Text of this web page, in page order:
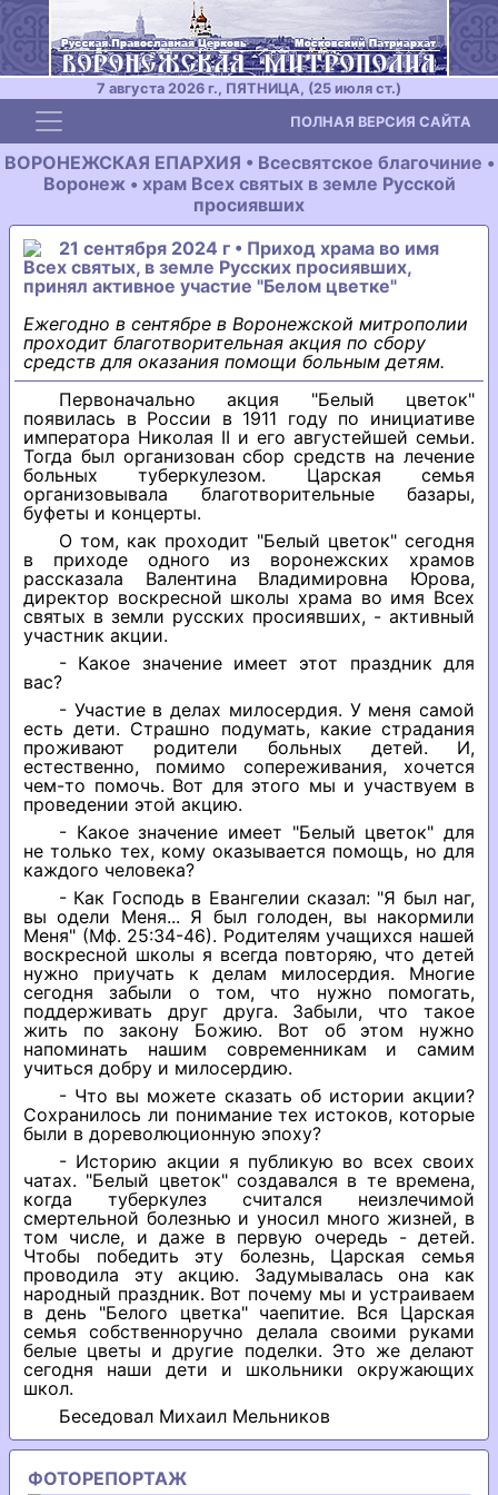
7 августа 2026 г., ПЯТНИЦА, (25 июля ст.)
Toggle navigation ПОЛНАЯ ВЕРСИЯ САЙТА
ВОРОНЕЖСКАЯ ЕПАРХИЯ • Всесвятское благочиние •
Воронеж • храм Всех святых в земле Русской
просиявших
21 сентября 2024 г • Приход храма во имя
Всех святых, в земле Русских просиявших,
принял активное участие "Белом цветке"
Ежегодно в сентябре в Воронежской митрополии
проходит благотворительная акция по сбору
средств для оказания помощи больным детям.
Первоначально акция "Белый цветок"
появилась в России в 1911 году по инициативе
императора Николая II и его августейшей семьи.
Тогда был организован сбор средств на лечение
больных туберкулезом. Царская семья
организовывала благотворительные базары,
буфеты и концерты.
О том, как проходит "Белый цветок" сегодня
в приходе одного из воронежских храмов
рассказала Валентина Владимировна Юрова,
директор воскресной школы храма во имя Всех
святых в земли русских просиявших, - активный
участник акции.
- Какое значение имеет этот праздник для
вас?
- Участие в делах милосердия. У меня самой
есть дети. Страшно подумать, какие страдания
проживают родители больных детей. И,
естественно, помимо сопереживания, хочется
чем-то помочь. Вот для этого мы и участвуем в
проведении этой акцию.
- Какое значение имеет "Белый цветок" для
не только тех, кому оказывается помощь, но для
каждого человека?
- Как Господь в Евангелии сказал: "Я был наг,
вы одели Меня... Я был голоден, вы накормили
Меня" (Мф. 25:34-46). Родителям учащихся нашей
воскресной школы я всегда повторяю, что детей
нужно приучать к делам милосердия. Многие
сегодня забыли о том, что нужно помогать,
поддерживать друг друга. Забыли, что такое
жить по закону Божию. Вот об этом нужно
напоминать нашим современникам и самим
учиться добру и милосердию.
- Что вы можете сказать об истории акции?
Сохранилось ли понимание тех истоков, которые
были в дореволюционную эпоху?
- Историю акции я публикую во всех своих
чатах. "Белый цветок" создавался в те времена,
когда туберкулез считался неизлечимой
смертельной болезнью и уносил много жизней, в
том числе, и даже в первую очередь - детей.
Чтобы победить эту болезнь, Царская семья
проводила эту акцию. Задумывалась она как
народный праздник. Вот почему мы и устраиваем
в день "Белого цветка" чаепитие. Вся Царская
семья собственноручно делала своими руками
белые цветы и другие поделки. Это же делают
сегодня наши дети и школьники окружающих
школ.
Беседовал Михаил Мельников
ФОТОРЕПОРТАЖ